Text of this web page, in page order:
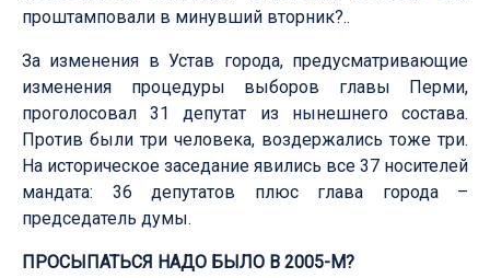
проштамповали в минувший вторник?..
За изменения в Устав города, предусматривающие
изменения процедуры выборов главы Перми,
проголосовал 31 депутат из нынешнего состава.
Против были три человека, воздержались тоже три.
На историческое заседание явились все 37 носителей
мандата: 36 депутатов плюс глава города –
председатель думы.
ПРОСЫПАТЬСЯ НАДО БЫЛО В 2005-М?